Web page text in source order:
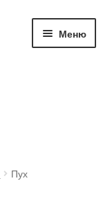
Меню
Пух